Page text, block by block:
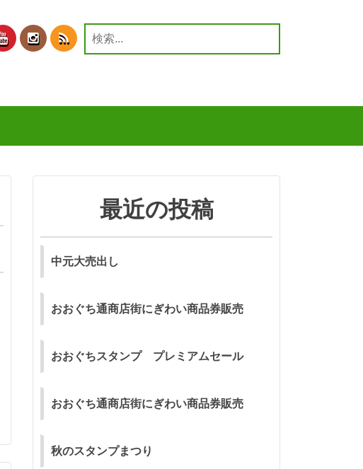
検
索:
最近の投稿
中元大売出し
おおぐち通商店街にぎわい商品券販売
おおぐちスタンプ プレミアムセール
おおぐち通商店街にぎわい商品券販売
秋のスタンプまつり